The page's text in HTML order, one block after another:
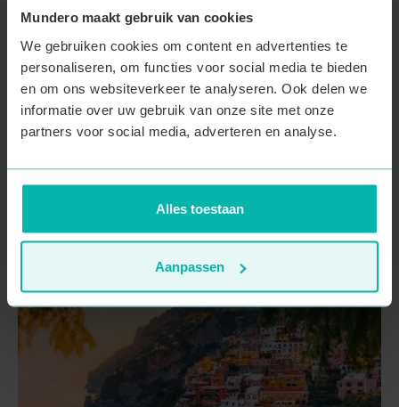
Mundero maakt gebruik van cookies
We gebruiken cookies om content en advertenties te
personaliseren, om functies voor social media te bieden
en om ons websiteverkeer te analyseren. Ook delen we
informatie over uw gebruik van onze site met onze
partners voor social media, adverteren en analyse.
Alles toestaan
Aanpassen
Nepal
21 dagen
Vanaf